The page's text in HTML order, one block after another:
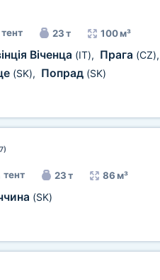
тент 23 т 100 м³
Віченца (IT), Прага (CZ)
(SK), Попрад (SK)
тент 23 т 86 м³
(SK)